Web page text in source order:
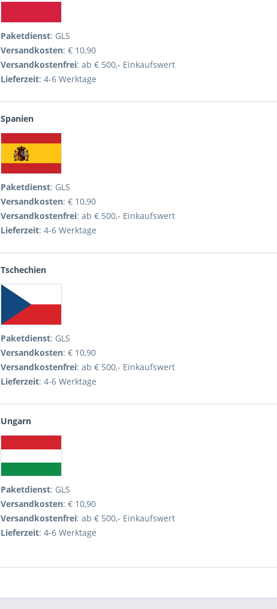
Paketdienst: GLS
Versandkosten: € 10,90
Versandkostenfrei: ab € 500,- Einkaufswert
Lieferzeit: 4-6 Werktage
Spanien
Paketdienst: GLS
Versandkosten: € 10,90
Versandkostenfrei: ab € 500,- Einkaufswert
Lieferzeit: 4-6 Werktage
Tschechien
Paketdienst: GLS
Versandkosten: € 10,90
Versandkostenfrei: ab € 500,- Einkaufswert
Lieferzeit: 4-6 Werktage
Ungarn
Paketdienst: GLS
Versandkosten: € 10,90
Versandkostenfrei: ab € 500,- Einkaufswert
Lieferzeit: 4-6 Werktage